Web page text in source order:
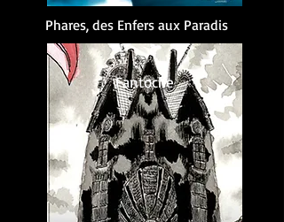
Phares, des Enfers aux Paradis
Fantoche